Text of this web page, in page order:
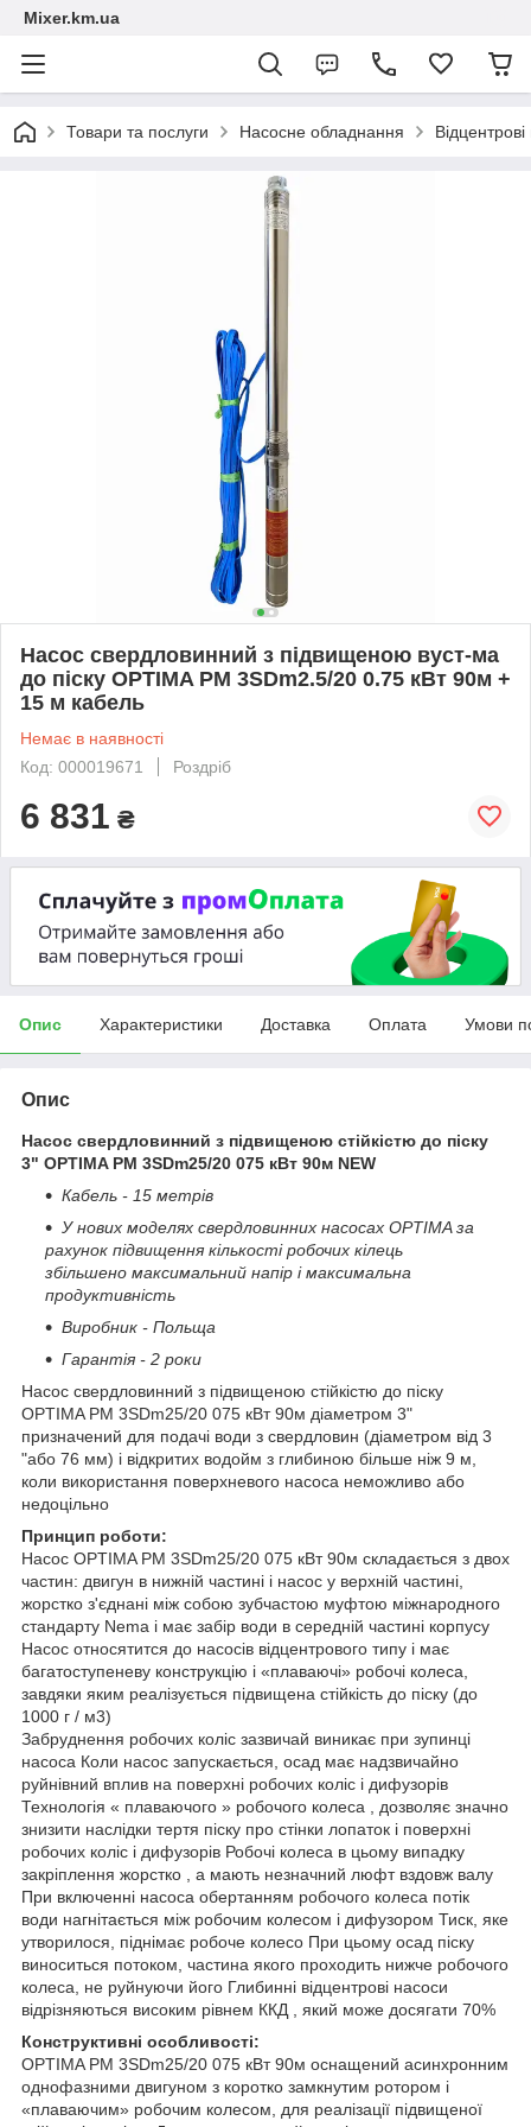
Mixer.km.ua
Товари та послуги Насосне обладнання
Насос свердловинний з підвищеною вуст-ма
до піску OPTIMA PM 3SDm2.5/20 0.75 кВт 90м +
15 м кабель
Немає в наявності
Код: 000019671
Роздріб
6 831 ₴
Опис Характеристики Доставка Оплата Умови
Опис
Насос свердловинний з підвищеною стійкістю до піску
3" OPTIMA PM 3SDm25/20 075 кВт 90м NEW
Кабель - 15 метрів
У нових моделях свердловинних насосах OPTIMA за
рахунок підвищення кількості робочих кілець
збільшено максимальний напір і максимальна
продуктивність
Виробник - Польща
Гарантія - 2 роки
Насос свердловинний з підвищеною стійкістю до піску
OPTIMA PM 3SDm25/20 075 кВт 90м діаметром 3"
призначений для подачі води з свердловин (діаметром від 3
"або 76 мм) і відкритих водойм з глибиною більше ніж 9 м,
коли використання поверхневого насоса неможливо або
недоцільно
Принцип роботи:
Насос OPTIMA PM 3SDm25/20 075 кВт 90м складається з двох
частин: двигун в нижній частині і насос у верхній частині,
жорстко з'єднані між собою зубчастою муфтою міжнародного
стандарту Nema і має забір води в середній частині корпусу
Насос относятится до насосів відцентрового типу і має
багатоступеневу конструкцію і «плаваючі» робочі колеса,
завдяки яким реалізується підвищена стійкість до піску (до
1000 г / м3)
Забруднення робочих коліс зазвичай виникає при зупинці
насоса Коли насос запускається, осад має надзвичайно
руйнівний вплив на поверхні робочих коліс і дифузорів
Технологія « плаваючого » робочого колеса , дозволяє значно
знизити наслідки тертя піску про стінки лопаток і поверхні
робочих коліс і дифузорів Робочі колеса в цьому випадку
закріплення жорстко , а мають незначний люфт вздовж валу
При включенні насоса обертанням робочого колеса потік
води нагнітається між робочим колесом і дифузором Тиск, яке
утворилося, піднімає робоче колесо При цьому осад піску
виноситься потоком, частина якого проходить нижче робочого
колеса, не руйнуючи його Глибинні відцентрові насоси
відрізняються високим рівнем ККД , який може досягати 70%
Конструктивні особливості:
OPTIMA PM 3SDm25/20 075 кВт 90м оснащений асинхронним
однофазними двигуном з коротко замкнутим ротором і
«плаваючим» робочим колесом, для реалізації підвищеної